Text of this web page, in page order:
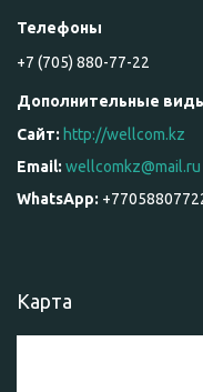
+7 (705) 880-77-22
http://wellcom.kz
wellcomkz@mail.ru
Карта